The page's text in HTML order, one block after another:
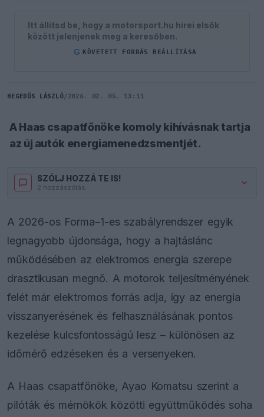
Itt állítsd be, hogy a motorsport.hu hírei elsők
között jelenjenek meg a keresőben.
G KÖVETETT FORRÁS BEÁLLÍTÁSA
HEGEDŰS LÁSZLÓ/ 2026. 02. 05. 13:11
A Haas csapatfőnöke komoly kihívásnak tartja
az új autók energiamenedzsmentjét.
SZÓLJ HOZZÁ TE IS!
2 hozzászólás.
A 2026-os Forma–1-es szabályrendszer egyik
legnagyobb újdonsága, hogy a hajtáslánc
működésében az elektromos energia szerepe
drasztikusan megnő. A motorok teljesítményének
felét már elektromos forrás adja, így az energia
visszanyerésének és felhasználásának pontos
kezelése kulcsfontosságú lesz – különösen az
időmérő edzéseken és a versenyeken.
A Haas csapatfőnöke, Ayao Komatsu szerint a
pilóták és mérnökök közötti együttműködés soha